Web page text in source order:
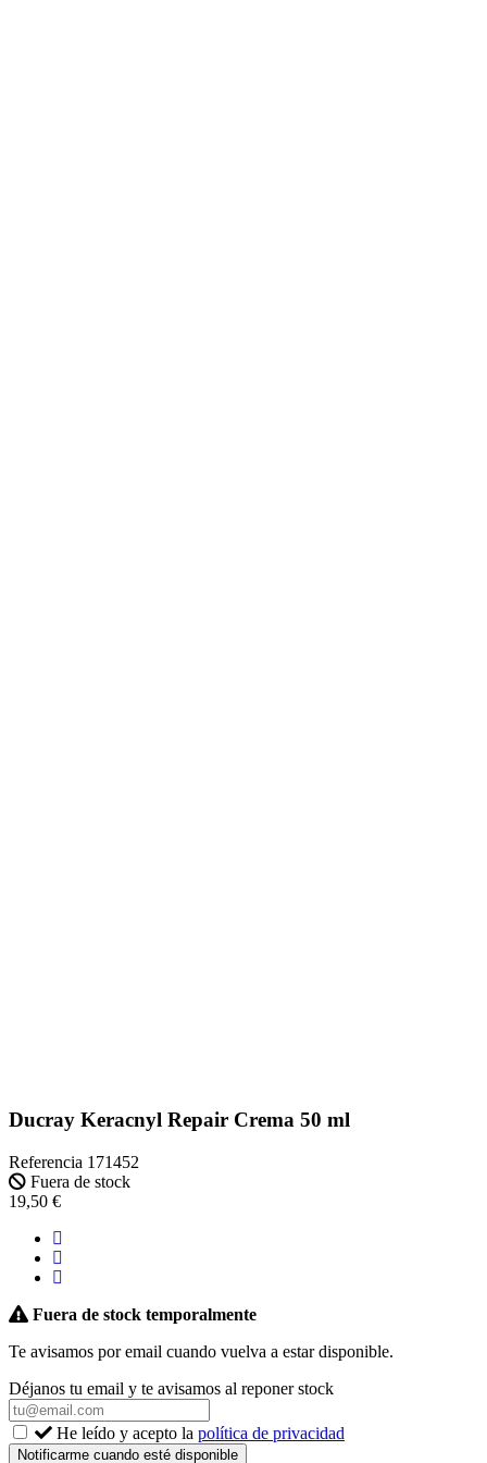
Ducray Keracnyl Repair Crema 50 ml
Referencia 171452
Fuera de stock
19,50 €
Fuera de stock temporalmente
Te avisamos por email cuando vuelva a estar disponible.
Déjanos tu email y te avisamos al reponer stock
He leído y acepto la política de privacidad
Notificarme cuando esté disponible